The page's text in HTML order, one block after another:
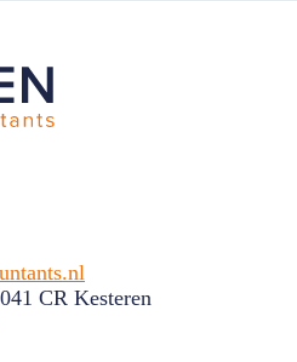
CR Kesteren